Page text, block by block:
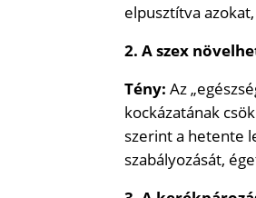
elpusztítva
2. A szex
Tény: Az
kockázatának
szerint a hetente
szabályozását,